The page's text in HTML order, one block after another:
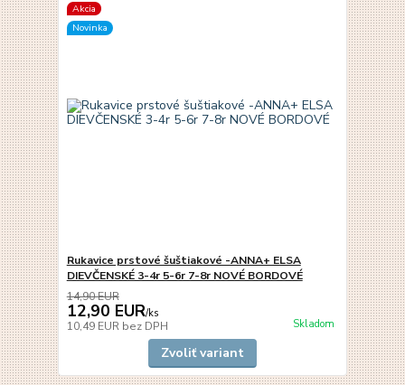
Akcia
Novinka
Rukavice prstové šuštiakové -ANNA+ ELSA
DIEVČENSKÉ 3-4r 5-6r 7-8r NOVÉ BORDOVÉ
14,90 EUR
12,90 EUR/ks
10,49 EUR bez DPH Skladom
Zvoliť variant